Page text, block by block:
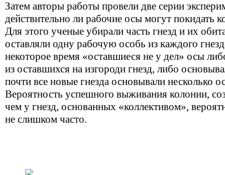
Затем авторы работы провели две серии
действительно ли рабочие осы могут покидать
Для этого ученые убирали часть гнезд и их
оставляли одну рабочую особь из каждого
некоторое время «оставшиеся не у дел» осы
из оставшихся на изгороди гнезд, либо
почти все новые гнезда основывали несколько
Вероятность успешного выживания колонии,
чем у гнезд, основанных «коллективом»,
не слишком часто.